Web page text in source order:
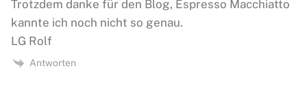
Trotzdem danke für den Blog, Espresso Macchiatto
kannte ich noch nicht so genau.
LG Rolf
Antworten